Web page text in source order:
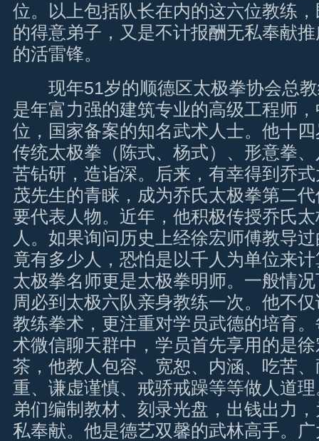
位。以上包括队长在内的这六位教练
的得意弟子，又是不计报酬无私奉献
的活雷锋。
现年51岁的顺德区太极拳协会总教
是年富力强的建筑专业的高级工程师
位，国家备案的知名武术人士。他十
传统太极拳（陈式、杨式）、形意拳
苦钻研，造诣深。后来，有幸得到乔
茂先生的青睐，成为乔氏太极拳第二
要代表人物。近年，他积极传授乔氏
人。如果询问历史上经徐宏师傅教导
竟有多少人，恐怕是以千人为单位来
太极拳名师更是太极拳明师。一般情
周必到太极六队亲身教练一次。他不
教练拳术，更注重对学员武德的培育
术微信聊天群中，学员首先享用的是
茶，他教人包容、宽恕、内涵、吃苦
重、谦虚谨慎、戒骄戒躁等等做人道
弟们编制教材、刻录光盘，出钱出力
私奉献。他是德艺双馨的武林高手。